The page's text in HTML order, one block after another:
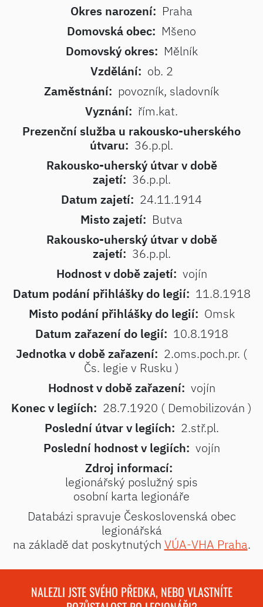
Okres narození: Praha
Domovská obec: Mšeno
Domovský okres: Mělník
Vzdělání: ob. 2
Zaměstnání: povozník, sladovník
Vyznání: řím.kat.
Prezenční služba u rakousko-uherského
útvaru: 36.p.pl.
Rakousko-uherský útvar v době
zajetí: 36.p.pl.
Datum zajetí: 24.11.1914
Misto zajetí: Butva
Rakousko-uherský útvar v době
zajetí: 36.p.pl.
Hodnost v době zajetí: vojín
Datum podání přihlášky do legií: 11.8.1918
Misto podání přihlášky do legií: Omsk
Datum zařazení do legií: 10.8.1918
Jednotka v době zařazení: 2.oms.poch.pr. (
Čs. legie v Rusku )
Hodnost v době zařazení: vojín
Konec v legiích: 28.7.1920 ( Demobilizován )
Poslední útvar v legiích: 2.stř.pl.
Poslední hodnost v legiích: vojín
Zdroj informací:
legionářský poslužný spis
osobní karta legionáře
Databázi spravuje Československá obec
legionářská
na základě dat poskytnutých VÚA-VHA Praha.
NALEZLI JSTE SVÉHO PŘEDKA, NEBO VLASTNÍTE